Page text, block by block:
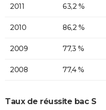
2011 63,2 %
2010 86,2 %
2009 77,3 %
2008 77,4 %
Taux de réussite bac S